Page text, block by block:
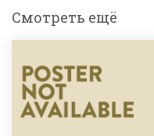
Смотреть ещё